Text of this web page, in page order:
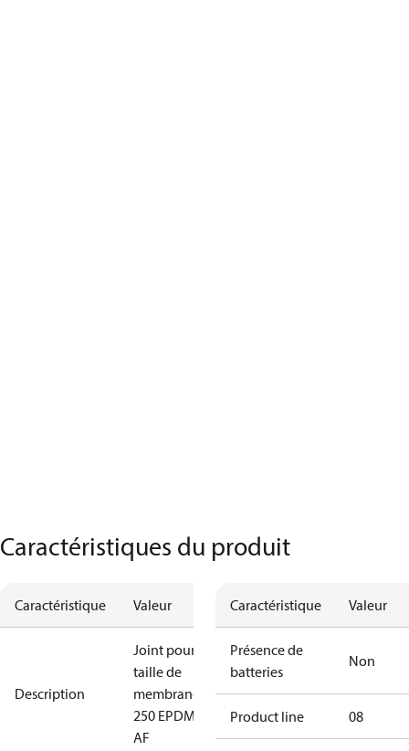
Caractéristiques du produit
Caractéristique Valeur
Description
Joint pour
taille de
membrane
250 EPDM,
AF
Caractéristique Valeur
Présence de
batteries
Non
Product line 08